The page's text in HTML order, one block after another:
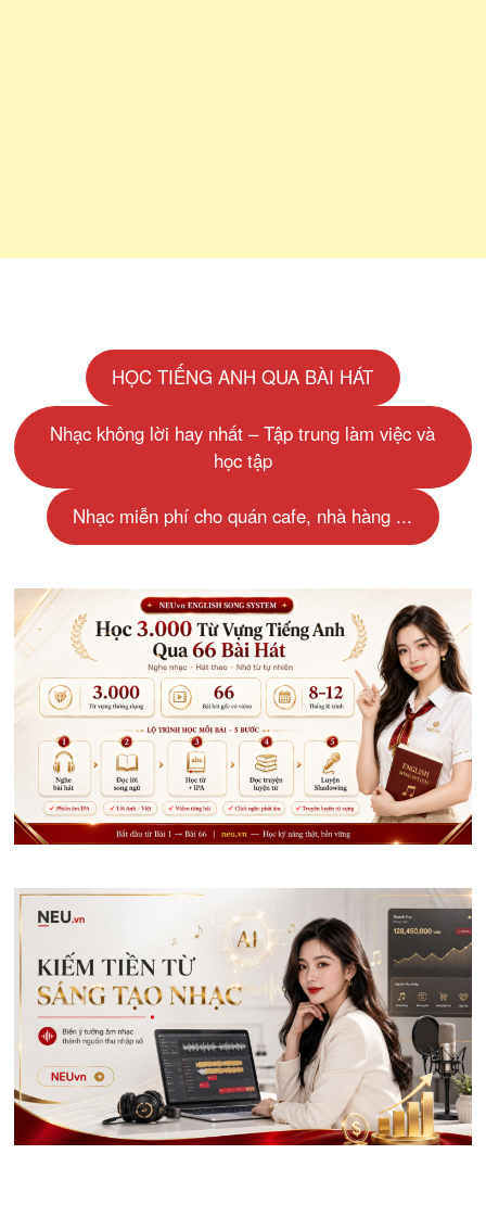
HỌC TIẾNG ANH QUA BÀI HÁT
Nhạc không lời hay nhất – Tập trung làm việc và
học tập
Nhạc miễn phí cho quán cafe, nhà hàng ...